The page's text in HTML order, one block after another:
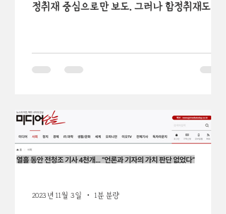
정취재 중심으로만 보도. 그러나 함정취재도 제
2023년 11월 3일 1분 분량